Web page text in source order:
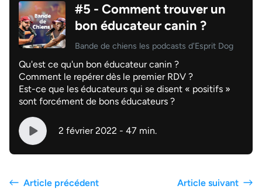
#5 - Comment trouver un
bon éducateur canin ?
Bande de chiens les podcasts d'Esprit Dog
Qu'est ce qu'un bon éducateur canin ?
Comment le repérer dès le premier RDV ?
Est-ce que les éducateurs qui se disent « positifs »
sont forcément de bons éducateurs ?
2 février 2022 - 47 min.
Article précédent Article suivant